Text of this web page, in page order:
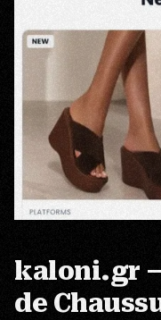
kaloni.gr
de